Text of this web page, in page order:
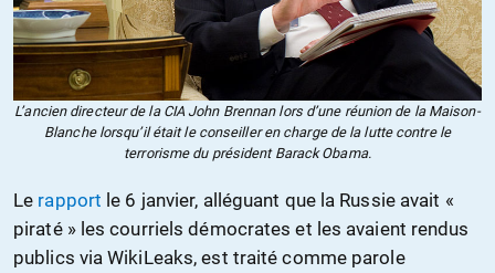
L’ancien directeur de la CIA John Brennan lors d’une réunion de la Maison-
Blanche lorsqu’il était le conseiller en charge de la lutte contre le
terrorisme du président Barack Obama.
Le rapport le 6 janvier, alléguant que la Russie avait «
piraté » les courriels démocrates et les avaient rendus
publics via WikiLeaks, est traité comme parole